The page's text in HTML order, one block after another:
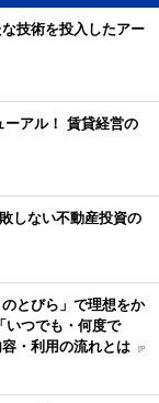
技術を投入したアー
ーアル！ 賃貸経営の
しない不動産投資の
とびら」で理想をか
いつでも・何度で
・利用の流れとは [P